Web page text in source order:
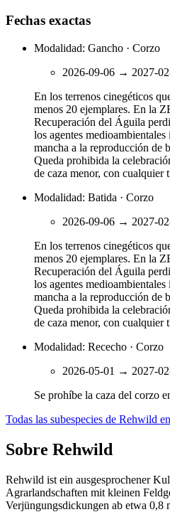
Fechas exactas
Modalidad: Gancho · Corzo
2026-09-06 → 2027-
En los terrenos cinegéticos
menos 20 ejemplares. En la
Recuperación del Águila
los agentes
mancha a la reproducción de
Queda prohibida la
de caza menor, con cualquier
Modalidad: Batida · Corzo
2026-09-06 → 2027-
En los terrenos cinegéticos
menos 20 ejemplares. En la
Recuperación del Águila
los agentes
mancha a la reproducción de
Queda prohibida la
de caza menor, con cualquier
Modalidad: Rececho · Corzo
2026-05-01 → 2027-
Se prohíbe la caza del corzo
Todas las subespecies de Rehwild
Sobre Rehwild
Rehwild ist ein ausgesprochener
Agrarlandschaften mit kleinen
Verjüngungsdickungen ab etwa 0,8